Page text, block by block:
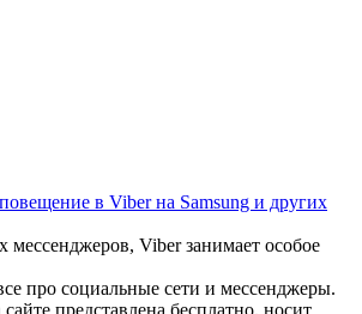
в Viber на Samsung и других
Viber занимает особое
про социальные сети и мессенджеры.